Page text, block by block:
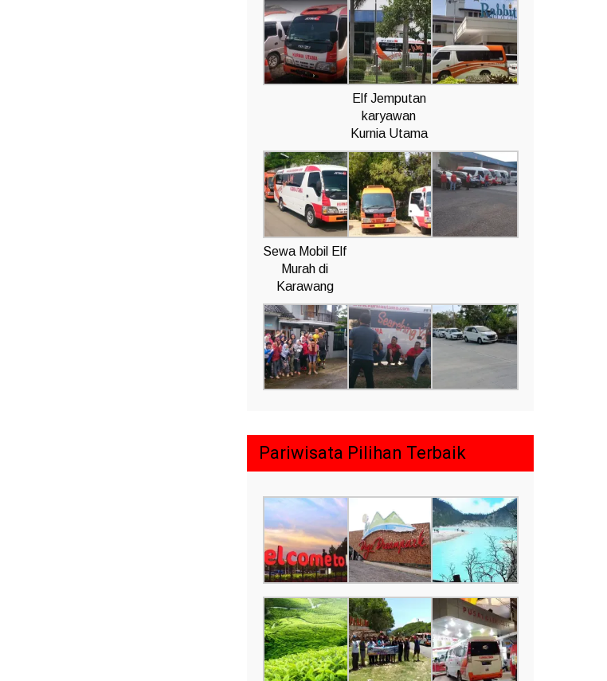
Elf Jemputan
karyawan
Kurnia Utama
Sewa Mobil Elf
Murah di
Karawang
Pariwisata Pilihan Terbaik